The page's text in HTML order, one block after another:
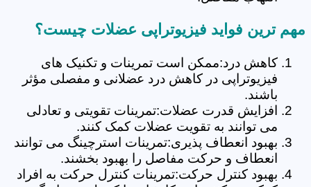
مهم ترین فواید فیزیوتراپی عضلات چیست؟
کاهش درد:ممکن است تمرینات و تکنیک های
فیزیوتراپی در کاهش درد عضلانی و مفصلی مؤثر
باشند.
افزایش قدرت عضلات:تمرینات تقویتی و تعادلی
می توانند به تقویت عضلات کمک کنند.
بهبود انعطاف پذیری:تمرینات استرچینگ می توانند
انعطاف و حرکت مفاصل را بهبود بخشند.
بهبود کنترل حرکت:تمرینات کنترل حرکت به افراد